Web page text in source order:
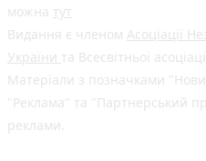
можна тут
Видання є членом Асоціації
України та Всесвітньої
Матеріали з позначками
"Реклама" та "Партнерський
реклами.